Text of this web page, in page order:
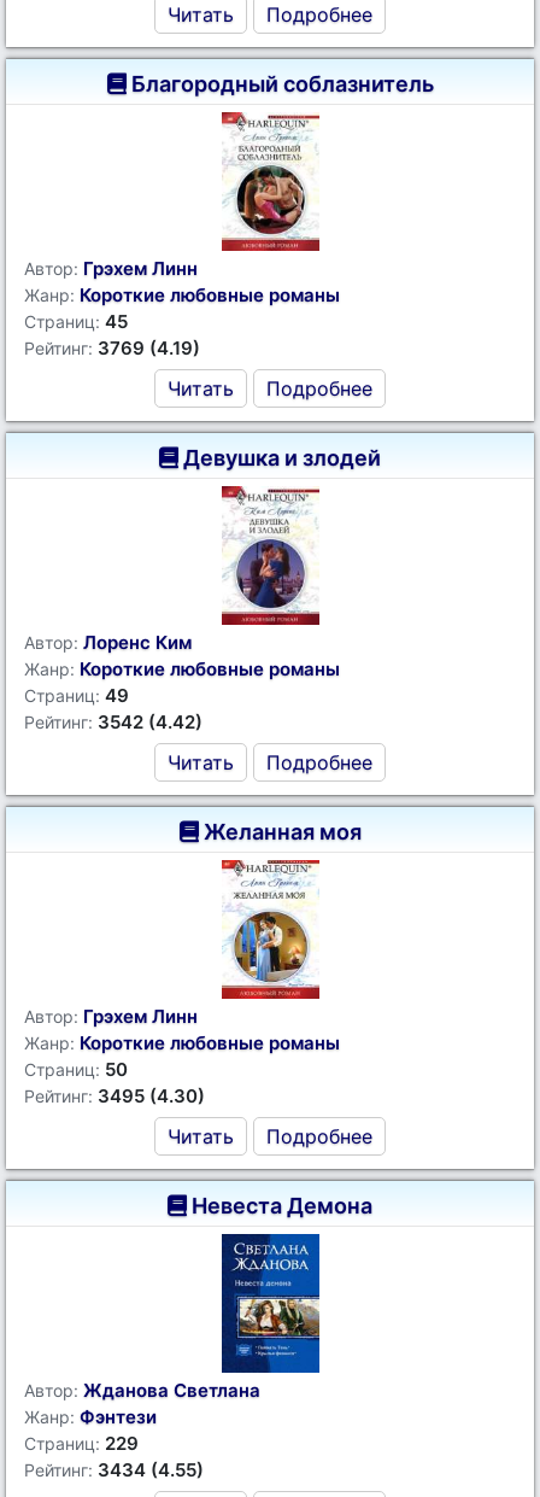
Читать Подробнее
Благородный соблазнитель
Автор: Грэхем Линн
Жанр: Короткие любовные романы
Страниц: 45
Рейтинг: 3769 (4.19)
Читать Подробнее
Девушка и злодей
Автор: Лоренс Ким
Жанр: Короткие любовные романы
Страниц: 49
Рейтинг: 3542 (4.42)
Читать Подробнее
Желанная моя
Автор: Грэхем Линн
Жанр: Короткие любовные романы
Страниц: 50
Рейтинг: 3495 (4.30)
Читать Подробнее
Невеста Демона
Автор: Жданова Светлана
Жанр: Фэнтези
Страниц: 229
Рейтинг: 3434 (4.55)